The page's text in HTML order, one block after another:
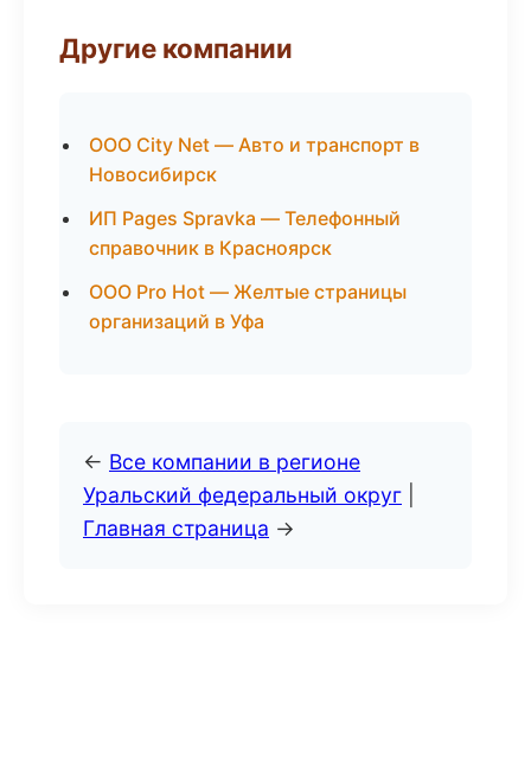
Другие компании
ООО City Net — Авто и транспорт в
Новосибирск
ИП Pages Spravka — Телефонный
справочник в Красноярск
ООО Pro Hot — Желтые страницы
организаций в Уфа
← Все компании в регионе
Уральский федеральный округ
Главная страница →